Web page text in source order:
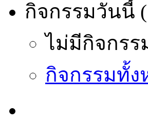
กิจกรรมวันนี้
ไม่มีกิจกรร
กิจกรรมทั้ง